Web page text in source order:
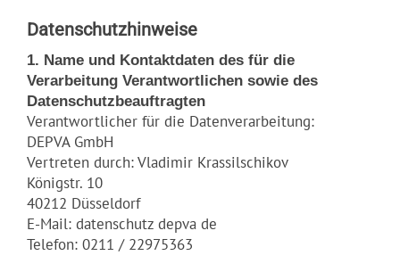
Datenschutzhinweise
1. Name und Kontaktdaten des für die
Verarbeitung Verantwortlichen sowie des
Datenschutzbeauftragten
Verantwortlicher für die Datenverarbeitung:
DEPVA GmbH
Vertreten durch: Vladimir Krassilschikov
Königstr. 10
40212 Düsseldorf
E-Mail: datenschutz depva de
Telefon: 0211 / 22975363